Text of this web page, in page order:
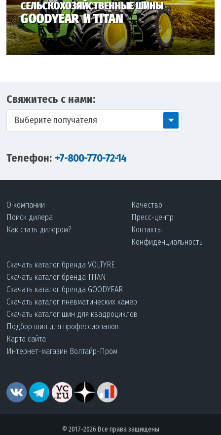
Свяжитесь с нами:
Выберите получателя
Телефон: +7-800-770-72-14
О компании
Поиск дилера
Как стать дилером?
Качество
Пресс-центр
Контакты
Конфиденциальность
Скачать каталог бренда VOLTYRE
Скачать каталог бренда TITAN
Скачать каталог бренда GOODYEAR
Скачать каталог пневматических камер
Скачать каталог шин для квадроциклов
Подбор шин для профессионалов
Карта сайта
Интернет-магазин Волтайр-Пром
© 2017-2026 Все права защищены